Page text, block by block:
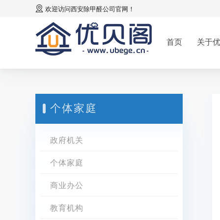
欢迎访问西安除甲醛公司官网！
首页 关于
个体家庭
政府机关
个体家庭
商业办公
教育机构